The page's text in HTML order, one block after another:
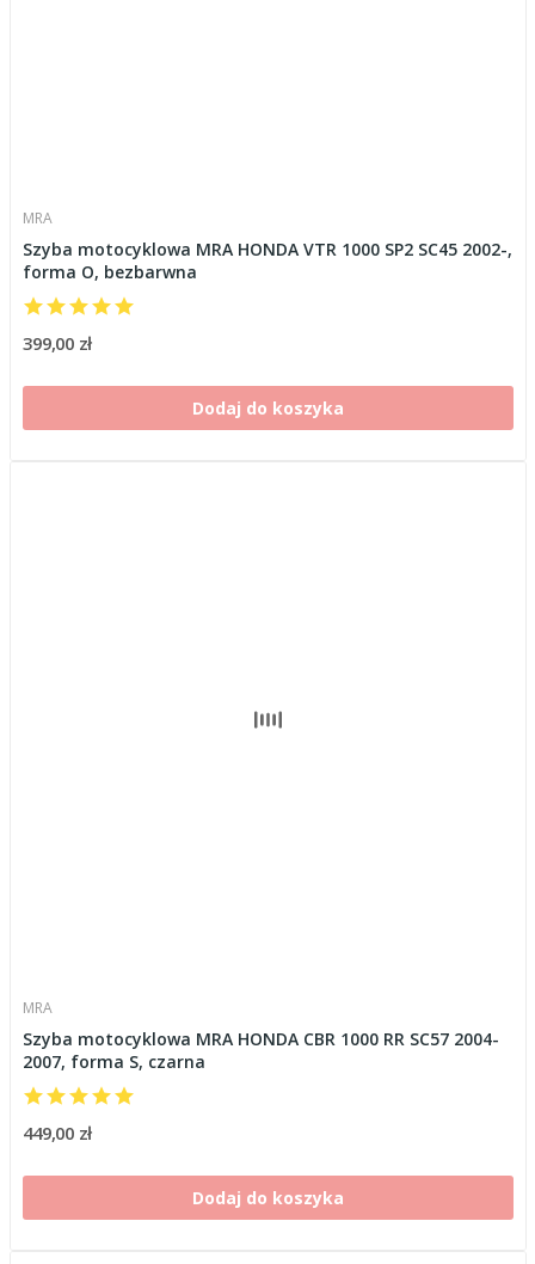
MRA
Szyba motocyklowa MRA HONDA VTR 1000 SP2 SC45 2002-,
forma O, bezbarwna
399,00 zł
Dodaj do koszyka
MRA
Szyba motocyklowa MRA HONDA CBR 1000 RR SC57 2004-
2007, forma S, czarna
449,00 zł
Dodaj do koszyka